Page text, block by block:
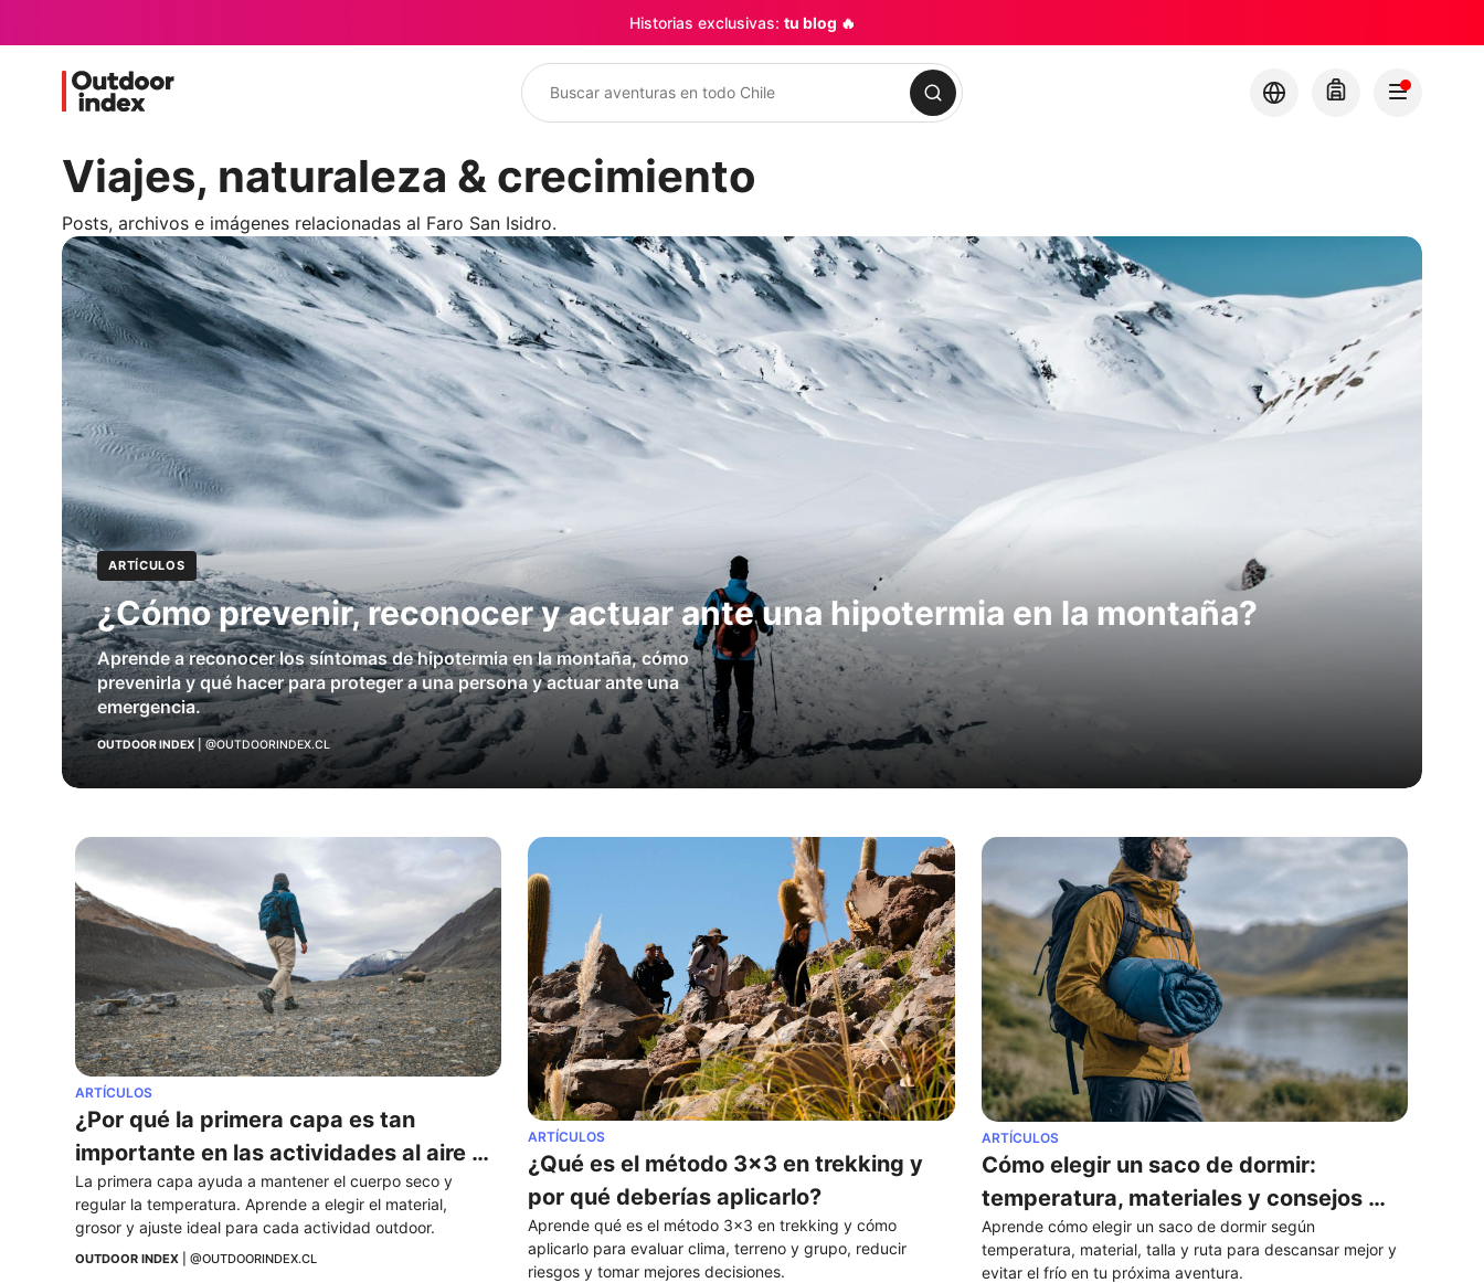
Historias exclusivas: tu blog 🔥
Buscar
Viajes, naturaleza & crecimiento
Posts, archivos e imágenes relacionadas al Faro San Isidro.
ARTÍCULOS
¿Cómo prevenir, reconocer y actuar ante una hipotermia en la montaña?
Aprende a reconocer los síntomas de hipotermia en la montaña, cómo
prevenirla y qué hacer para proteger a una persona y actuar ante una
emergencia.
OUTDOOR INDEX @OUTDOORINDEX.CL
ARTÍCULOS
¿Por qué la primera capa es tan
importante en las actividades al aire
libre?
La primera capa ayuda a mantener el cuerpo seco y
regular la temperatura. Aprende a elegir el material,
grosor y ajuste ideal para cada actividad outdoor.
OUTDOOR INDEX @OUTDOORINDEX.CL
ARTÍCULOS
¿Qué es el método 3x3 en trekking y
por qué deberías aplicarlo?
Aprende qué es el método 3x3 en trekking y cómo
aplicarlo para evaluar clima, terreno y grupo, reducir
riesgos y tomar mejores decisiones.
ARTÍCULOS
Cómo elegir un saco de dormir:
temperatura, materiales y consejos
clave
Aprende cómo elegir un saco de dormir según
temperatura, material, talla y ruta para descansar mejor y
evitar el frío en tu próxima aventura.